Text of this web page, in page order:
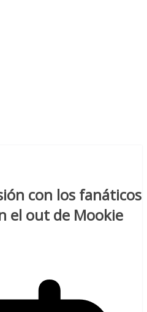
con los fanáticos
el out de Mookie